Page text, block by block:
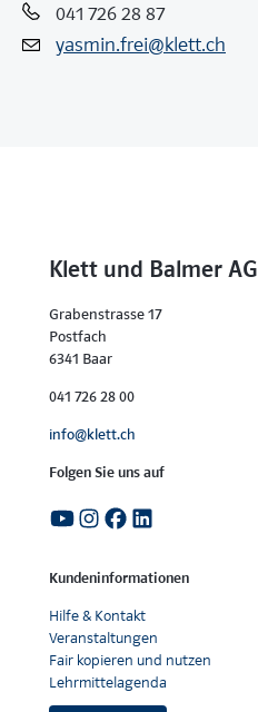
041 726 28 87
yasmin.frei@klett.ch
Klett und Balmer AG
Grabenstrasse 17
Postfach
6341 Baar
041 726 28 00
info@klett.ch
Folgen Sie uns auf
Kundeninformationen
Hilfe & Kontakt
Veranstaltungen
Fair kopieren und nutzen
Lehrmittelagenda